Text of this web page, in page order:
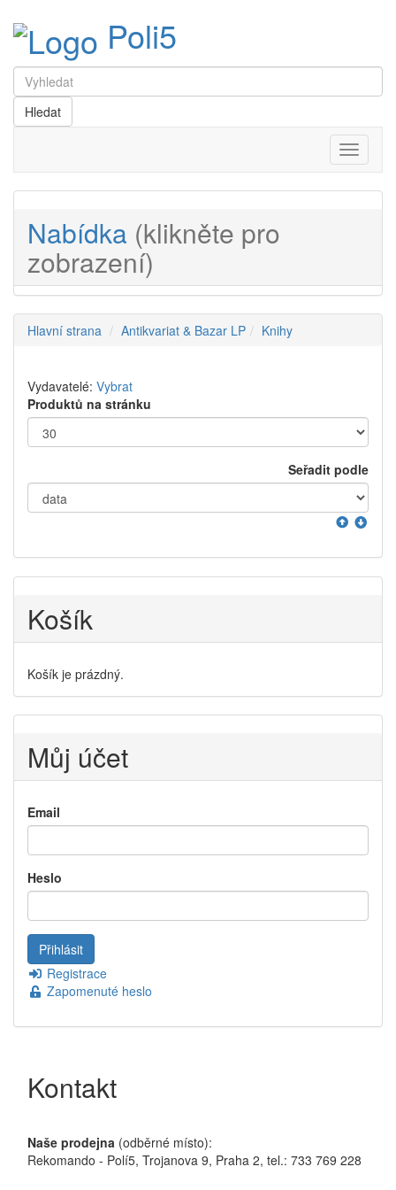
Poli5
Menu
Nabídka (klikněte pro
zobrazení)
Hlavní strana Antikvariat & Bazar LP Knihy
Vydavatelé: Vybrat
Produktů na stránku
Seřadit podle
Košík
Košík je prázdný.
Můj účet
Email
Heslo
Registrace
Zapomenuté heslo
Kontakt
Naše prodejna (odběrné místo):
Rekomando - Polí5, Trojanova 9, Praha 2, tel.: 733 769 228